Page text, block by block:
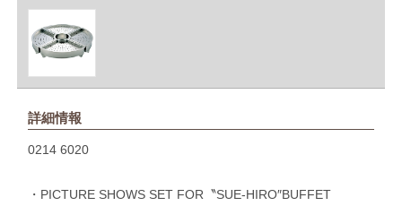
詳細情報
0214 6020
・PICTURE SHOWS SET FOR〝SUE-HIRO″BUFFET